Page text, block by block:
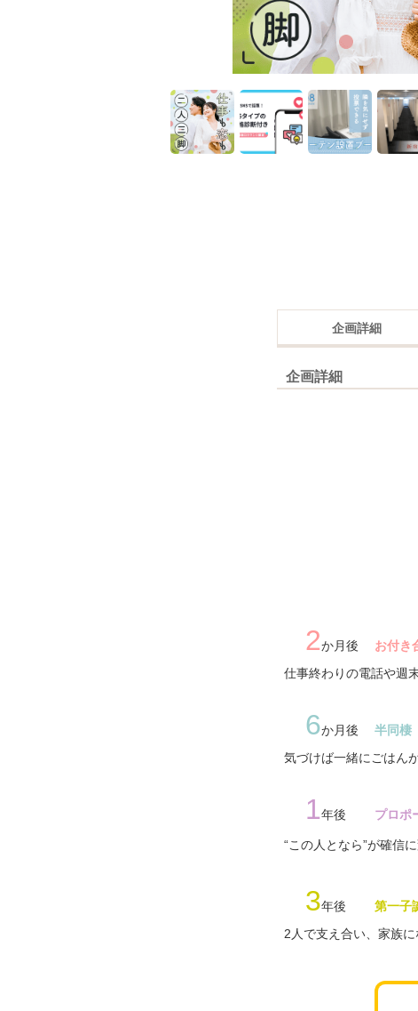
企画詳細
企画詳細
2か月後 お付き
仕事終わりの電話や週
6か月後
半同棲
気づけば一緒にごはん
1年後 プロポ
“この人となら”が確信
3年後 第一子
2人で支え合い、家族に